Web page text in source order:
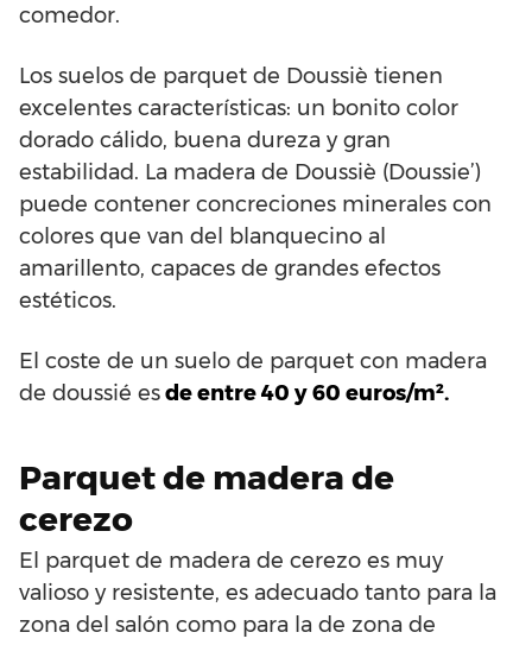
comedor.
Los suelos de parquet de Doussiè tienen
excelentes características: un bonito color
dorado cálido, buena dureza y gran
estabilidad. La madera de Doussiè (Doussie’)
puede contener concreciones minerales con
colores que van del blanquecino al
amarillento, capaces de grandes efectos
estéticos.
El coste de un suelo de parquet con madera
de doussié esde entre 40 y 60 euros/m².
Parquet de madera de
cerezo
El parquet de madera de cerezo es muy
valioso y resistente, es adecuado tanto para la
zona del salón como para la de zona de